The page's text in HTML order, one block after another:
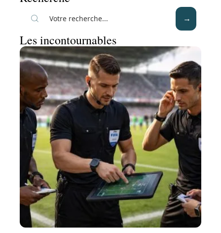
Les incontournables